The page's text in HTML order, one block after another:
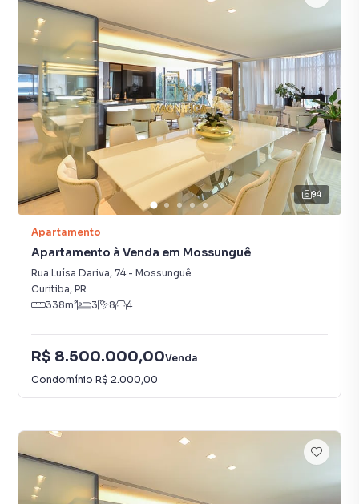
94
Apartamento
Apartamento à Venda em Mossunguê
Rua Luísa Dariva, 74- Mossunguê
Curitiba, PR
338m² 3 8 4
R$ 8.500.000,00Venda
Condomínio R$ 2.000,00